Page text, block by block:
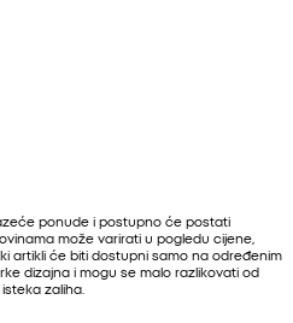
ponude i postupno će postati
može varirati u pogledu cijene,
artikli će biti dostupni samo na određenim
dizajna i mogu se malo razlikovati od
zaliha.